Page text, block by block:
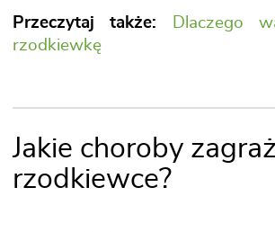
Przeczytaj także:
Dlaczego
rzodkiewkę
Jakie choroby
rzodkiewce?